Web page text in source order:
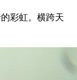
彩虹。横跨天